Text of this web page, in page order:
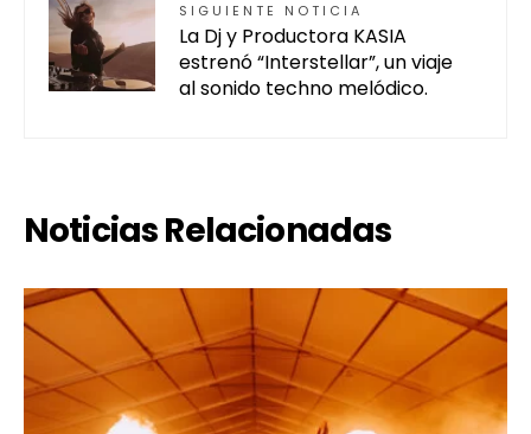
SIGUIENTE NOTICIA
La Dj y Productora KASIA
estrenó “Interstellar”, un viaje
al sonido techno melódico.
Noticias Relacionadas